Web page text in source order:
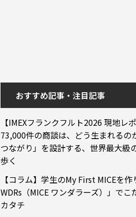
おすすめ記事・注目記事
【IMEXフランクフルト2026 現地レ
73,000件の商談は、どう生まれるの
つながり」を設計する、世界最大級
歩く
【コラム】学生のMy First MICEを
WDRs（MICE ワンダラーズ）」でこ
カタチ